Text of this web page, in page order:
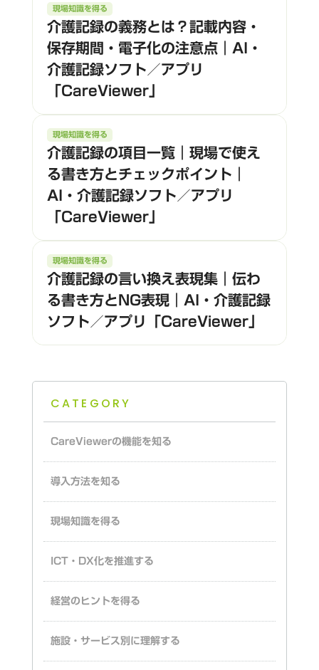
現場知識を得る
介護記録の義務とは？記載内容・
保存期間・電子化の注意点｜AI・
介護記録ソフト／アプリ
「CareViewer」
現場知識を得る
介護記録の項目一覧｜現場で使え
る書き方とチェックポイント｜
AI・介護記録ソフト／アプリ
「CareViewer」
現場知識を得る
介護記録の言い換え表現集｜伝わ
る書き方とNG表現｜AI・介護記録
ソフト／アプリ「CareViewer」
CATEGORY
CareViewerの機能を知る
導入方法を知る
現場知識を得る
ICT・DX化を推進する
経営のヒントを得る
施設・サービス別に理解する